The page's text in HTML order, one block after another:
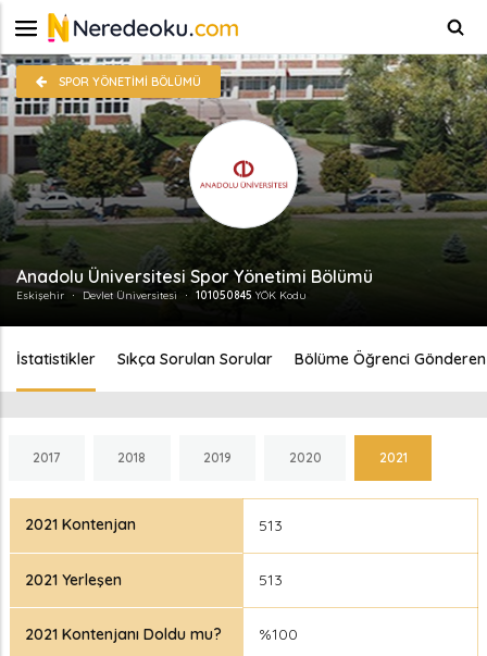
Anadolu Üniversitesi Spor Yönetimi Bölümü
Eskişehir Devlet Üniversitesi 101050845 YÖK Kodu
SPOR YÖNETIMI BÖLÜMÜ
İstatistikler Sıkça Sorulan Sorular Bölüme Öğrenci
2017 2018 2019 2020 2021
2021 Kontenjan 513
2021 Yerleşen 513
2021 Kontenjanı Doldu mu? %100